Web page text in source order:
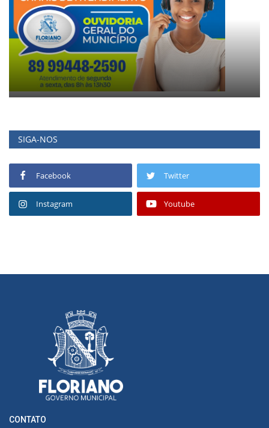
SIGA-NOS
Facebook Twitter
Instagram Youtube
CONTATO